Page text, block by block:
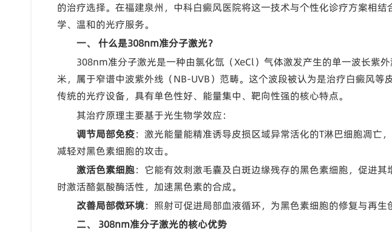
的治疗选择。在福建泉州，中科白癜风医院将这一技术与个性化诊疗方案相
学、温和的光疗服务。
一、 什么是308nm准分子激光？
308nm准分子激光是一种由氯化氙（XeCl）气体激发产生的单一波长紫
米，属于窄谱中波紫外线（NB-UVB）范畴。这个波段被认为是治疗白癜风
传统的光疗设备，具有单色性好、能量集中、靶向性强的核心特点。
其治疗原理主要基于光生物学效应：
调节局部免疫：激光能量能精准诱导皮损区域异常活化的T淋巴细胞凋亡
减轻对黑色素细胞的攻击。
激活色素细胞：它能有效刺激毛囊及白斑边缘残存的黑色素细胞，促进
时激活酪氨酸酶活性，加速黑色素的合成。
改善局部微环境：照射可促进局部血液循环，为黑色素细胞的修复与再生
二、 308nm准分子激光的核心优势